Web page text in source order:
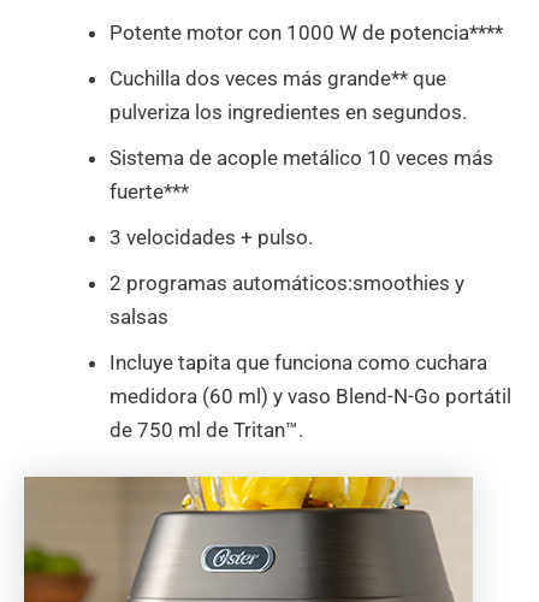
Potente motor con 1000 W de potencia****
Cuchilla dos veces más grande** que
pulveriza los ingredientes en segundos.
Sistema de acople metálico 10 veces más
fuerte***
3 velocidades + pulso.
2 programas automáticos:smoothies y
salsas
Incluye tapita que funciona como cuchara
medidora (60 ml) y vaso Blend-N-Go portátil
de 750 ml de Tritan™.